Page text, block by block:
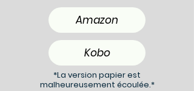
Amazon
Kobo
*La version papier est
malheureusement écoulée.*